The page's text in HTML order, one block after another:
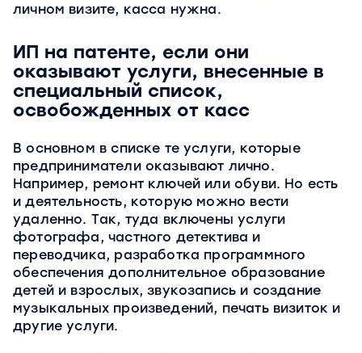
личном визите, касса нужна.
ИП на патенте, если они
оказывают услуги, внесенные в
специальный список,
освобожденных от касс
В основном в списке те услуги, которые
предприниматели оказывают лично.
Например, ремонт ключей или обуви. Но есть
и деятельность, которую можно вести
удаленно. Так, туда включены услуги
фотографа, частного детектива и
переводчика, разработка программного
обеспечения дополнительное образование
детей и взрослых, звукозапись и создание
музыкальных произведений, печать визиток и
другие услуги.